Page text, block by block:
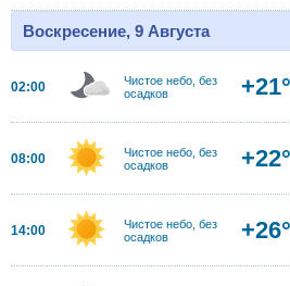
Воскресение, 9 Августа
02:00
Чистое небо, без
осадков
+21°
08:00
Чистое небо, без
осадков
+22°
14:00
Чистое небо, без
осадков
+26°